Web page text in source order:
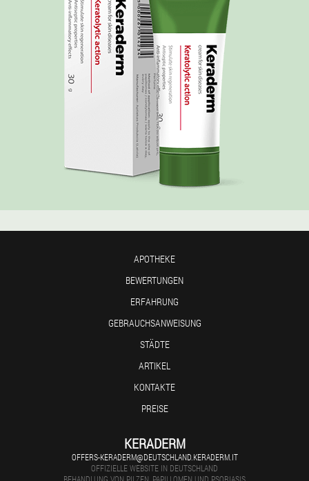
APOTHEKE
BEWERTUNGEN
ERFAHRUNG
GEBRAUCHSANWEISUNG
STÄDTE
ARTIKEL
KONTAKTE
PREISE
KERADERM
OFFERS-KERADERM@DEUTSCHLAND.KERADERM.IT
OFFIZIELLE WEBSITE IN DEUTSCHLAND